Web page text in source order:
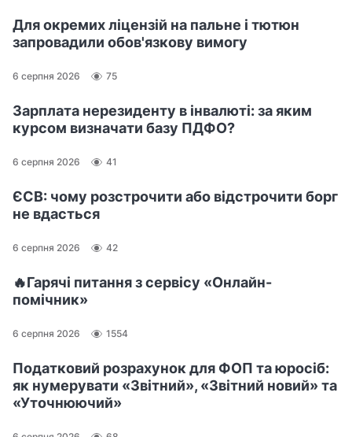
Для окремих ліцензій на пальне і тютюн
запровадили обов'язкову вимогу
6 серпня 2026 75
Зарплата нерезиденту в інвалюті: за яким
курсом визначати базу ПДФО?
6 серпня 2026 41
ЄСВ: чому розстрочити або відстрочити борг
не вдасться
6 серпня 2026 42
🔥Гарячі питання з сервісу «Онлайн-
помічник»
6 серпня 2026 1554
Податковий розрахунок для ФОП та юросіб:
як нумерувати «Звітний», «Звітний новий» та
«Уточнюючий»